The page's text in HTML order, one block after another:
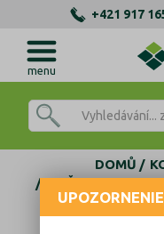
+421 917
menu
DOMŮ
TYČE, SLOUPKY
TYČE
UPOZORNENIE